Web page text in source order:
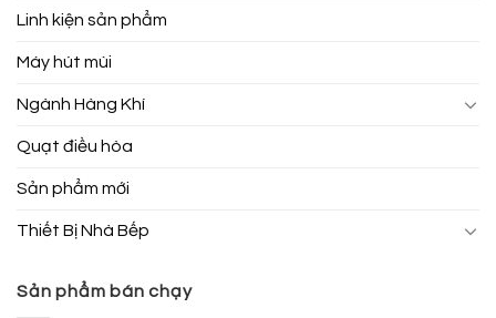
Linh kiện sản phẩm
Máy hút mùi
Ngành Hàng Khí
Quạt điều hòa
Sản phẩm mới
Thiết Bị Nhà Bếp
Sản phẩm bán chạy